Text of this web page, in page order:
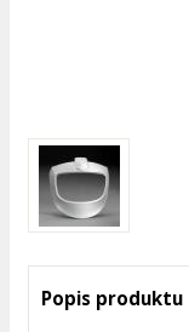
Popis produktu